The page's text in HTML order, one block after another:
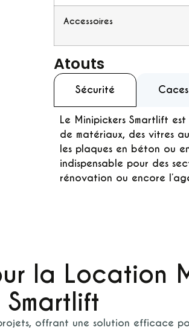
Accessoires
Atouts
Sécurité Caces
Le Minipickers Smartlift
de matériaux, des vitres
les plaques en béton ou
indispensable pour des
rénovation ou encore
la Location
Smartlift
offrant une solution efficace